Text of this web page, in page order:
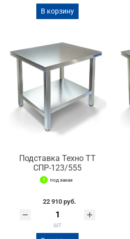
В корзину
Подставка Техно ТТ
СПР-123/555
под заказ
22 910 руб.
шт